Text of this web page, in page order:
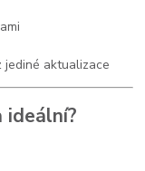
jediné aktualizace
ideální?